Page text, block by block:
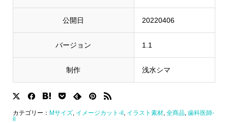
公開日 20220406
バージョン 1.1
制作 浅水シマ
カテゴリー： Mサイズ, イメージカット-il イラスト素材, 全商品, 歯科医師-
il